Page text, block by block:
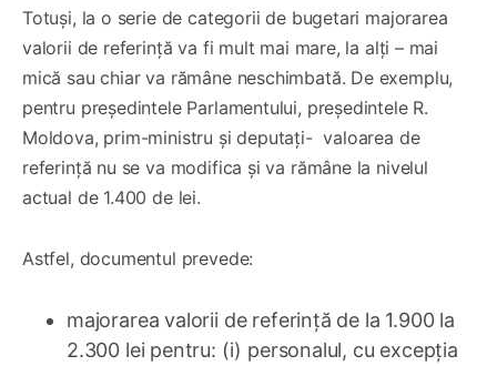
Totuși, la o serie de categorii de bugetari majorarea
valorii de referință va fi mult mai mare, la alţi – mai
mică sau chiar va rămâne neschimbată. De exemplu,
pentru președintele Parlamentului, președintele R.
Moldova, prim-ministru și deputați- valoarea de
referinţă nu se va modifica şi va rămâne la nivelul
actual de 1.400 de lei.
Astfel, documentul prevede:
majorarea valorii de referință de la 1.900 la
2.300 lei pentru: (i) personalul, cu excepția